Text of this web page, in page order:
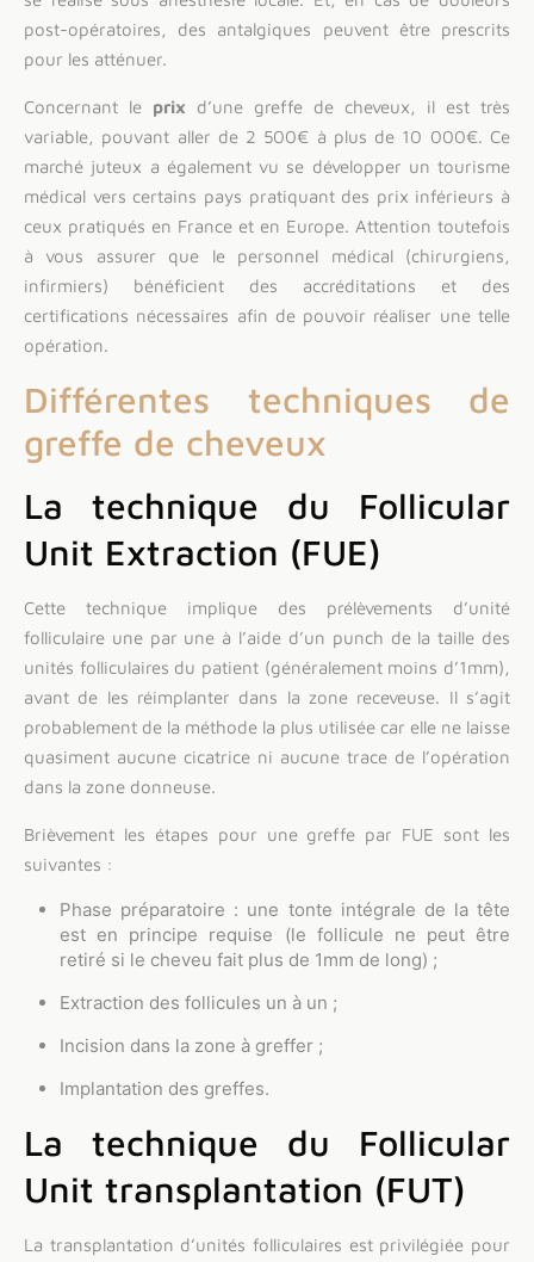
post-opératoires, des antalgiques peuvent être prescrits
pour les atténuer.
Concernant le prix d’une greffe de cheveux, il est très
variable, pouvant aller de 2 500€ à plus de 10 000€. Ce
marché juteux a également vu se développer un tourisme
médical vers certains pays pratiquant des prix inférieurs à
ceux pratiqués en France et en Europe. Attention toutefois
à vous assurer que le personnel médical (chirurgiens,
infirmiers) bénéficient des accréditations et des
certifications nécessaires afin de pouvoir réaliser une telle
opération.
Différentes techniques de
greffe de cheveux
La technique du Follicular
Unit Extraction (FUE)
Cette technique implique des prélèvements d’unité
folliculaire une par une à l’aide d’un punch de la taille des
unités folliculaires du patient (généralement moins d’1mm),
avant de les réimplanter dans la zone receveuse. Il s’agit
probablement de la méthode la plus utilisée car elle ne laisse
quasiment aucune cicatrice ni aucune trace de l’opération
dans la zone donneuse.
Brièvement les étapes pour une greffe par FUE sont les
suivantes :
Phase préparatoire : une tonte intégrale de la tête
est en principe requise (le follicule ne peut être
retiré si le cheveu fait plus de 1mm de long) ;
Extraction des follicules un à un ;
Incision dans la zone à greffer ;
Implantation des greffes.
La technique du Follicular
Unit transplantation (FUT)
La transplantation d’unités folliculaires est privilégiée pour